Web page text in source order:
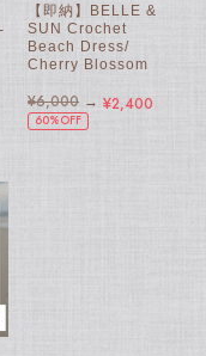
【即納】BELLE &
SUN Crochet
Beach Dress/
Cherry Blossom
¥6,000 → ¥2,400
60%OFF